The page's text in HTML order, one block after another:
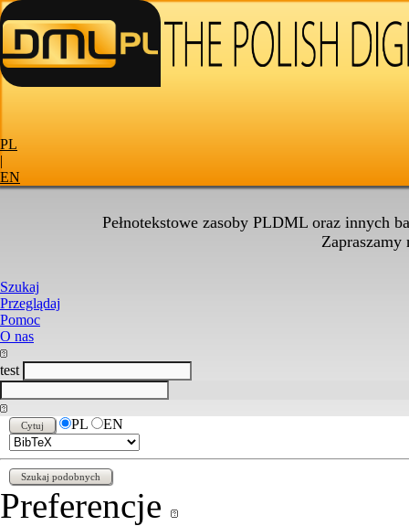
PL
|
EN
Pełnotekstowe zasoby PLDML oraz innych
Zapraszamy
Szukaj
Przeglądaj
Pomoc
O nas
test
PL EN
Preferencje